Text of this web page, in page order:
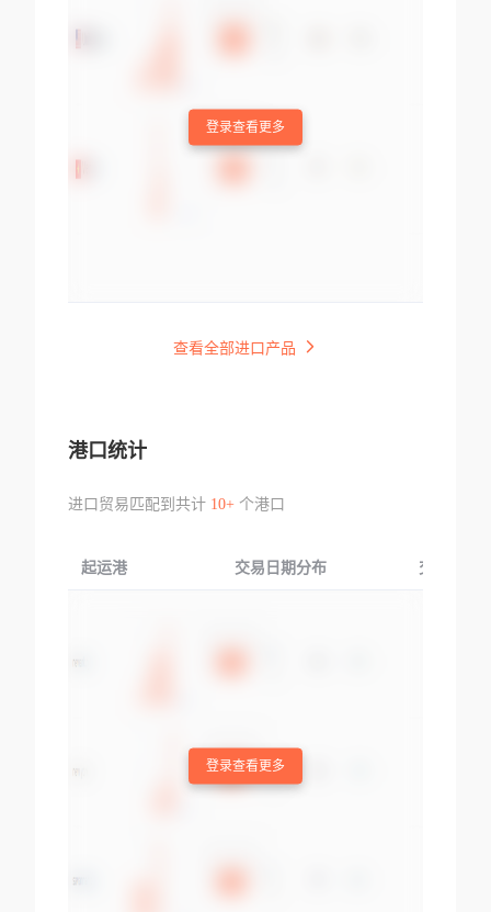
登录查看更多
查看全部进口产品
港口统计
进口贸易匹配到共计 10+个港口
起运港 交易日期分布 交易产品
登录查看更多